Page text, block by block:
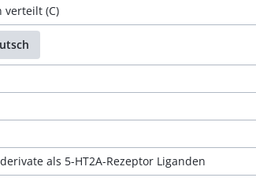
verteilt (C)
als 5-HT2A-Rezeptor Liganden